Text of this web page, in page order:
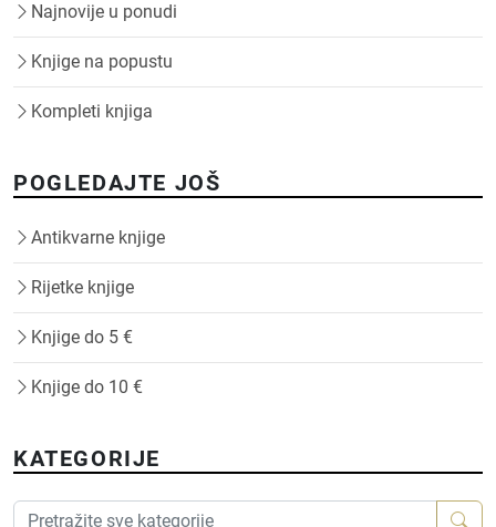
Najnovije u ponudi
Knjige na popustu
Kompleti knjiga
POGLEDAJTE JOŠ
Antikvarne knjige
Rijetke knjige
Knjige do 5 €
Knjige do 10 €
KATEGORIJE